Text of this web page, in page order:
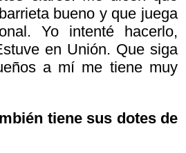
bueno y que juega
Yo intenté hacerlo,
en Unión. Que siga
a mí me tiene muy
tiene sus dotes de